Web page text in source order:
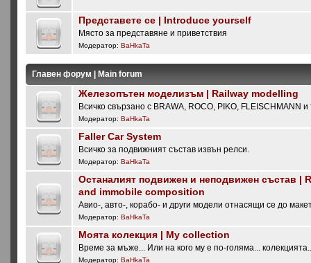
Представете се | Introduce yourself
Място за представяне и приветствия
Модератор:BaHkaTa
Главен форум | Main forum
Железопътен моделизъм | Railway modelling
Всичко свързано с BRAWA, ROCO, PIKO, FLEISCHMANN и
Модератор:BaHkaTa
Faller Car System
Всичко за подвижният състав извън релси.
Модератор:BaHkaTa
Останалият подвижен и неподвижен състав |
and immobile composition
Авио-, авто-, корабо- и други модели отнасящи се до
Модератор:BaHkaTa
Моята колекция | My collection
Време за мъже... Или на кого му е по-голяма...
Модератор:BaHkaTa